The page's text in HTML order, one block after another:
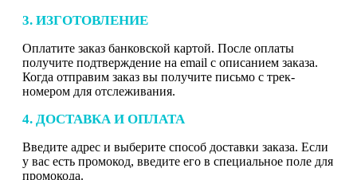
3. ИЗГОТОВЛЕНИЕ
Оплатите заказ банковской картой. После оплаты
получите подтверждение на email с описанием заказа.
Когда отправим заказ вы получите письмо с трек-
номером для отслеживания.
4. ДОСТАВКА И ОПЛАТА
Введите адрес и выберите способ доставки заказа. Если
у вас есть промокод, введите его в специальное поле для
промокода.